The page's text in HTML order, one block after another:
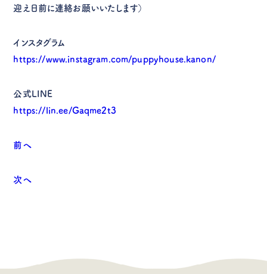
迎え日前に連絡お願いいたします）
インスタグラム
https://www.instagram.com/puppyhouse.kanon/
公式LINE
https://lin.ee/Gaqme2t3
前へ
次へ